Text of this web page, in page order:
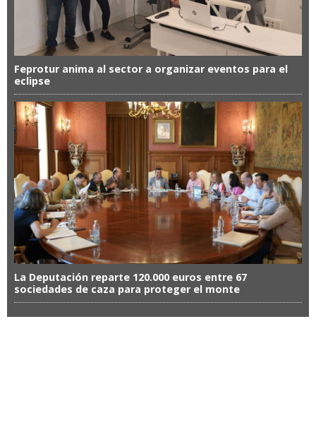
Feprotur anima al sector a organizar eventos para el
eclipse
La Deputación reparte 120.000 euros entre 67
sociedades de caza para proteger el monte